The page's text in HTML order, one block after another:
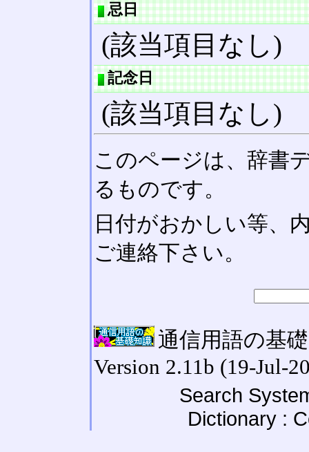
忌日
(該当項目なし)
記念日
(該当項目なし)
このページは、辞書
るものです。
日付がおかしい等、
ご連絡下さい。
通信用語の基
Version 2.11b (19-Jul-
Search
Dictionary :